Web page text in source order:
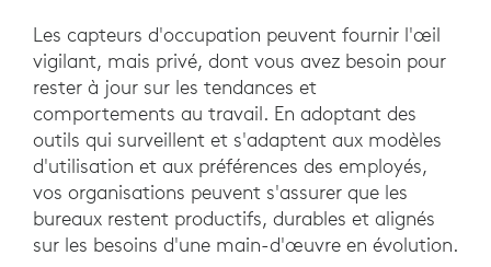
Les capteurs d'occupation peuvent fournir l'œil
vigilant, mais privé, dont vous avez besoin pour
rester à jour sur les tendances et
comportements au travail. En adoptant des
outils qui surveillent et s'adaptent aux modèles
d'utilisation et aux préférences des employés,
vos organisations peuvent s'assurer que les
bureaux restent productifs, durables et alignés
sur les besoins d'une main-d'œuvre en évolution.